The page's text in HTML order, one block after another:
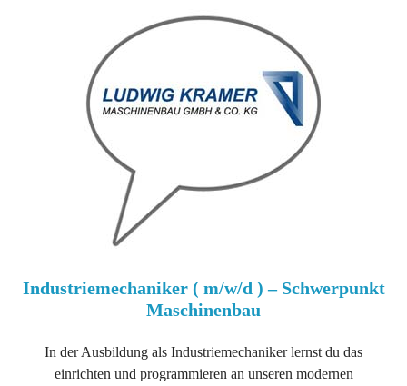
Industriemechaniker ( m/w/d ) – Schwerpunkt
Maschinenbau
In der Ausbildung als Industriemechaniker lernst du das
einrichten und programmieren an unseren modernen